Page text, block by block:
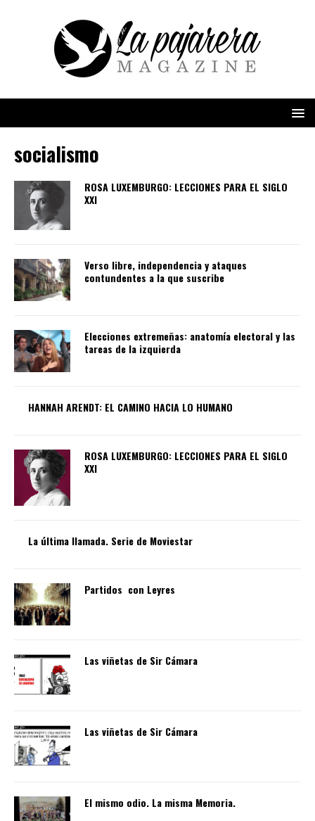
socialismo
ROSA LUXEMBURGO: LECCIONES PARA EL SIGLO
XXI
Verso libre, independencia y ataques
contundentes a la que suscribe
Elecciones extremeñas: anatomía electoral y las
tareas de la izquierda
HANNAH ARENDT: EL CAMINO HACIA LO HUMANO
ROSA LUXEMBURGO: LECCIONES PARA EL SIGLO
XXI
La última llamada. Serie de Moviestar
Partidos con Leyres
Las viñetas de Sir Cámara
Las viñetas de Sir Cámara
El mismo odio. La misma Memoria.